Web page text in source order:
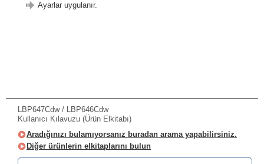
Ayarlar uygulanır.
LBP647Cdw / LBP646Cdw
Kullanıcı Kılavuzu (Ürün Elkitabı)
Aradığınızı bulamıyorsanız buradan arama yapabilirsiniz.
Diğer ürünlerin elkitaplarını bulun